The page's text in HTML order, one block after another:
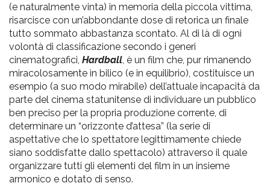
(e naturalmente vinta) in memoria della piccola vittima,
risarcisce con un’abbondante dose di retorica un finale
tutto sommato abbastanza scontato. Al di là di ogni
volontà di classificazione secondo i generi
cinematografici, Hardball, è un film che, pur rimanendo
miracolosamente in bilico (e in equilibrio), costituisce un
esempio (a suo modo mirabile) dell’attuale incapacità da
parte del cinema statunitense di individuare un pubblico
ben preciso per la propria produzione corrente, di
determinare un “orizzonte d’attesa” (la serie di
aspettative che lo spettatore legittimamente chiede
siano soddisfatte dallo spettacolo) attraverso il quale
organizzare tutti gli elementi del film in un insieme
armonico e dotato di senso.